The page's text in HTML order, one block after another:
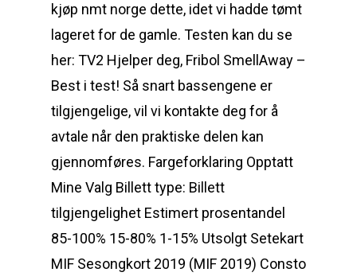
kjøp nmt norge dette, idet vi hadde tømt
lageret for de gamle. Testen kan du se
her: TV2 Hjelper deg, Fribol SmellAway –
Best i test! Så snart bassengene er
tilgjengelige, vil vi kontakte deg for å
avtale når den praktiske delen kan
gjennomføres. Fargeforklaring Opptatt
Mine Valg Billett type: Billett
tilgjengelighet Estimert prosentandel
85-100% 15-80% 1-15% Utsolgt Setekart
MIF Sesongkort 2019 (MIF 2019) Consto